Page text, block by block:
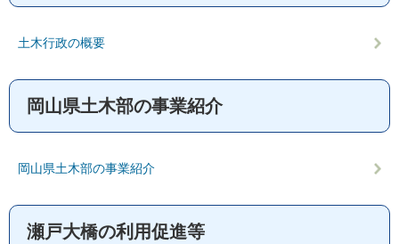
土木行政の概要
岡山県土木部の事業紹介
岡山県土木部の事業紹介
瀬戸大橋の利用促進等